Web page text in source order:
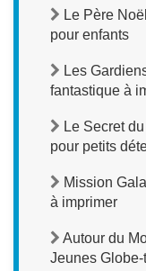
Le Père
pour enfants
Les
fantastique à
Le Secret
pour petits
Mission
à imprimer
Autour du
Jeunes Globe-